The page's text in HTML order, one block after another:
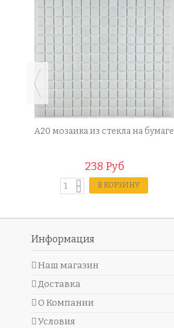
A20 мозаика из стекла на бумаге
238 Руб
В КОРЗИНУ
Информация
Наш магазин
Доставка
О Компании
Условия